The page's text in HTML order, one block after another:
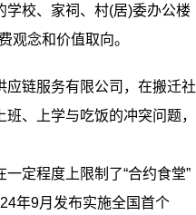
校、家祠、村(居)委办公楼
观念和价值取向。
链服务有限公司，在搬迁社
、上学与吃饭的冲突问题，
定程度上限制了“合约食堂”
年9月发布实施全国首个